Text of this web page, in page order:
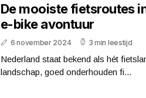
De mooiste fietsroutes
e-bike avontuur
6 november 2024 3 min leestijd
Nederland staat bekend als hét
landschap, goed onderhouden fi...